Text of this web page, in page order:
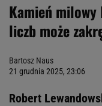
Kamień milowy
liczb może
Bartosz Naus
21 grudnia 2025, 23:06
Robert